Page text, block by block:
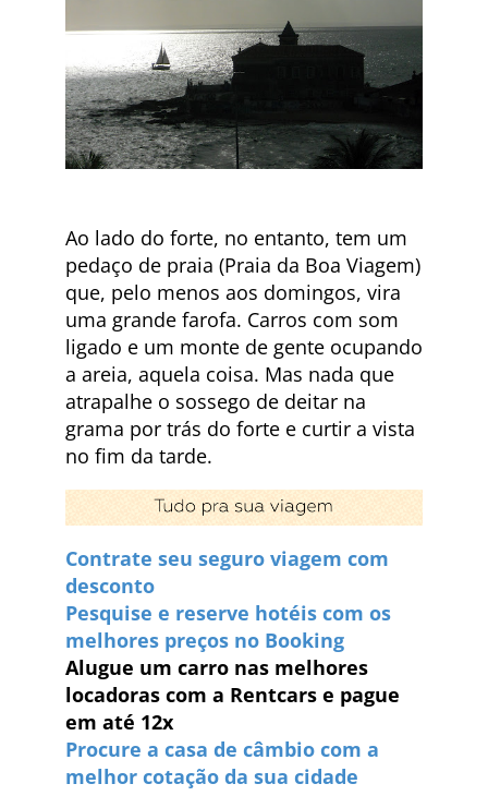
Ao lado do forte, no entanto, tem um
pedaço de praia (Praia da Boa Viagem)
que, pelo menos aos domingos, vira
uma grande farofa. Carros com som
ligado e um monte de gente ocupando
a areia, aquela coisa. Mas nada que
atrapalhe o sossego de deitar na
grama por trás do forte e curtir a vista
no fim da tarde.
Contrate seu seguro viagem com
desconto
Pesquise e reserve hotéis com os
melhores preços no Booking
Alugue um carro nas melhores
locadoras com a Rentcars e pague
em até 12x
Procure a casa de câmbio com a
melhor cotação da sua cidade